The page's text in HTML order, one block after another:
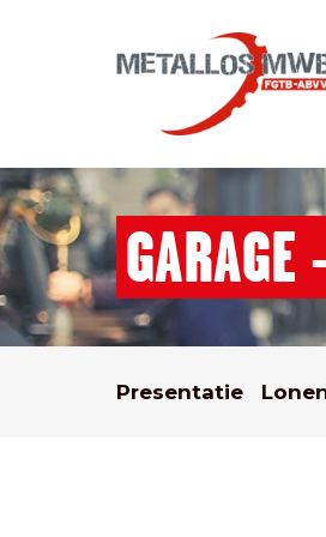
Presentatie